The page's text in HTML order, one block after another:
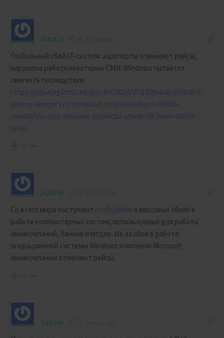
Justin
Глобальный сбой IT-систем: аэропорты отменяют рейсы,
нарушена работа некоторых СМИ. Windows пытается
смягчить последствия
https://novayagazeta.ee/articles/2024/07/19/globalnyi-sboi-it-
sistem-aeroporty-otmeniaiut-reisy-narushena-rabota-
nekotorykh-smi-windows-pytaetsia-smiagchit-posledstviia-
news
Justin
Со всего мира поступают сообщения о массовых сбоях в
работе компьютерных систем, используемых для работы
авиакомпаний, банков и медиа. Из-за сбоя в работе
операционной системы Windows компании Microsoft
авиакомпании отменяют рейсы.
Justin